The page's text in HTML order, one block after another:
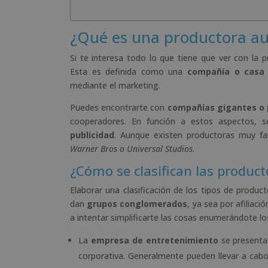
¿Qué es una productora
Si te interesa todo lo que tiene que ver con la
Esta es definida como una compañía o
mediante el marketing.
Puedes encontrarte con compañías gigantes o
cooperadores. En función a estos aspectos,
publicidad. Aunque existen productoras muy
Warner Bros o Universal Studios.
¿Cómo se clasifican las
Elaborar una clasificación de los tipos de
dan grupos conglomerados, ya sea por
a intentar simplificarte las cosas enumerándote
La empresa de entretenimiento se
corporativa. Generalmente pueden llevar a